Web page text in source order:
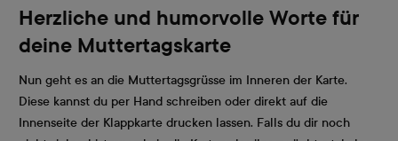
Herzliche und humorvolle Worte für
deine Muttertagskarte
Nun geht es an die Muttertagsgrüsse im Inneren der Karte.
Diese kannst du per Hand schreiben oder direkt auf die
Innenseite der Klappkarte drucken lassen. Falls du dir noch